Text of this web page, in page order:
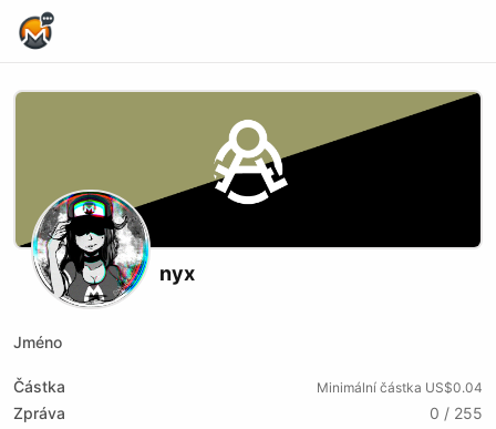
nyx
Jméno
Částka Minimální částka US$0.04
Zpráva
0 / 255